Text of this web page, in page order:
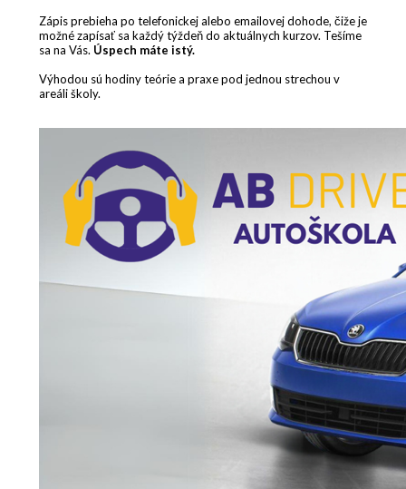
Zápis prebieha po telefonickej alebo emailovej dohode, čiže je
možné zapísať sa každý týždeň do aktuálnych kurzov. Tešíme
sa na Vás. Úspech máte istý.
Výhodou sú hodiny teórie a praxe pod jednou strechou v
areáli školy.